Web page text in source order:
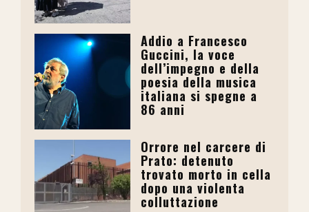
Addio a Francesco
Guccini, la voce
dell’impegno e della
poesia della musica
italiana si spegne a
86 anni
Orrore nel carcere di
Prato: detenuto
trovato morto in cella
dopo una violenta
colluttazione